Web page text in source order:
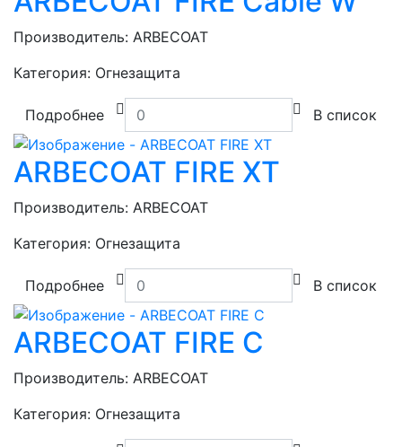
Производитель: ARBECOAT
Категория: Огнезащита
Подробнее В список
ARBECOAT FIRE XT
Производитель: ARBECOAT
Категория: Огнезащита
Подробнее В список
ARBECOAT FIRE C
Производитель: ARBECOAT
Категория: Огнезащита